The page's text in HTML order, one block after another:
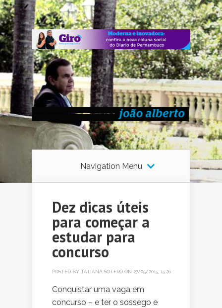
Navigation Menu
Dez dicas úteis
para começar a
estudar para
concurso
POSTED BY TATIANA SOTERO ON 27/05/2015, 15:26
Conquistar uma vaga em
concurso – e ter o sossego e